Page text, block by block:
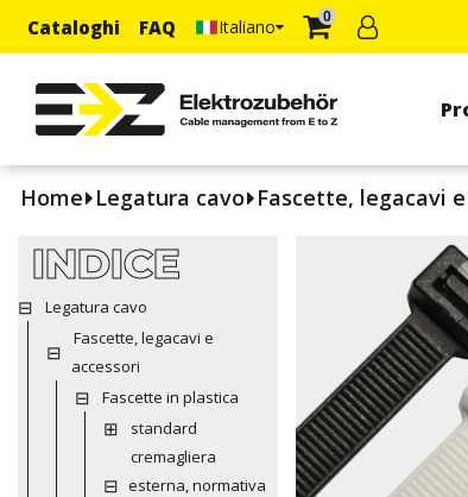
Cataloghi FAQ Italiano 0
Home Legatura cavo Fascette, legacavi
INDICE
Legatura cavo
Fascette, legacavi e
accessori
Fascette in plastica
standard
cremagliera
esterna, normativa